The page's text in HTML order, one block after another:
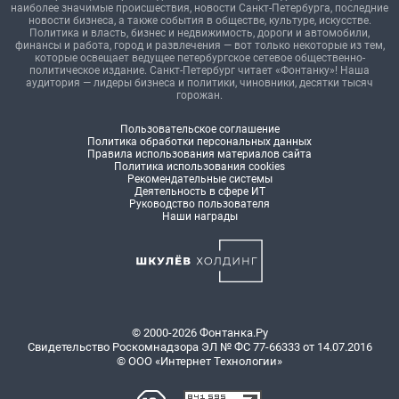
наиболее значимые происшествия, новости Санкт-Петербурга, последние
новости бизнеса, а также события в обществе, культуре, искусстве.
Политика и власть, бизнес и недвижимость, дороги и автомобили,
финансы и работа, город и развлечения — вот только некоторые из тем,
которые освещает ведущее петербургское сетевое общественно-
политическое издание. Санкт-Петербург читает «Фонтанку»! Наша
аудитория — лидеры бизнеса и политики, чиновники, десятки тысяч
горожан.
Пользовательское соглашение
Политика обработки персональных данных
Правила использования материалов сайта
Политика использования cookies
Рекомендательные системы
Деятельность в сфере ИТ
Руководство пользователя
Наши награды
© 2000-2026 Фонтанка.Ру
Свидетельство Роскомнадзора ЭЛ № ФС 77-66333 от 14.07.2016
© ООО «Интернет Технологии»